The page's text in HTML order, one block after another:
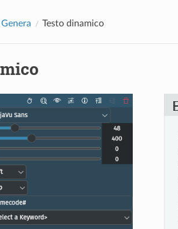
Genera Testo dinamico